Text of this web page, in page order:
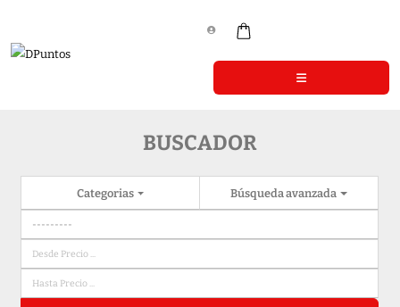
BUSCADOR
Categorias Búsqueda avanzada